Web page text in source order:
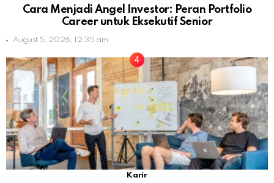
Cara Menjadi Angel Investor: Peran Portfolio
Career untuk Eksekutif Senior
August 5, 2026, 12:35 am
Karir